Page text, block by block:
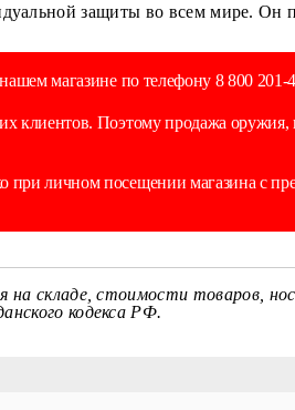
защиты во всем мире.
магазине по телефону 8 800
клиентов. Поэтому продажа
личном посещении магазина с
на складе, стоимости товаров,
кодекса РФ.